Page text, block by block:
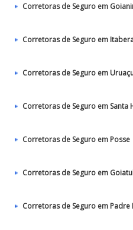
Corretoras de Seguro em
Corretoras de Seguro em
Corretoras de Seguro em
Corretoras de Seguro em Santa
Corretoras de Seguro em Posse
Corretoras de Seguro em
Corretoras de Seguro em